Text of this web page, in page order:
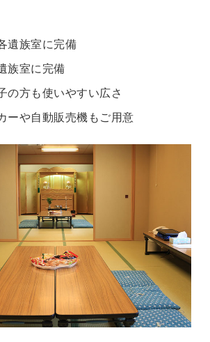
遺族室に完備
族室に完備
の方も使いやすい広さ
や自動販売機もご用意